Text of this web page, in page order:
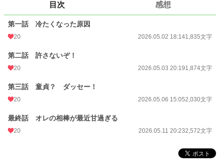
24h.ポイント 0 pt
更新日時 2026.05.11 20:23
年間ポイント
目次 感想
第一話 冷たくなった原因
20 2026.05.02 18:141,835文字
第二話 許さないぞ！
20 2026.05.03 20:191,874文字
第三話 童貞？ ダッセー！
20 2026.05.06 15:052,030文字
最終話 オレの相棒が最近甘過ぎる
20 2026.05.11 20:232,572文字